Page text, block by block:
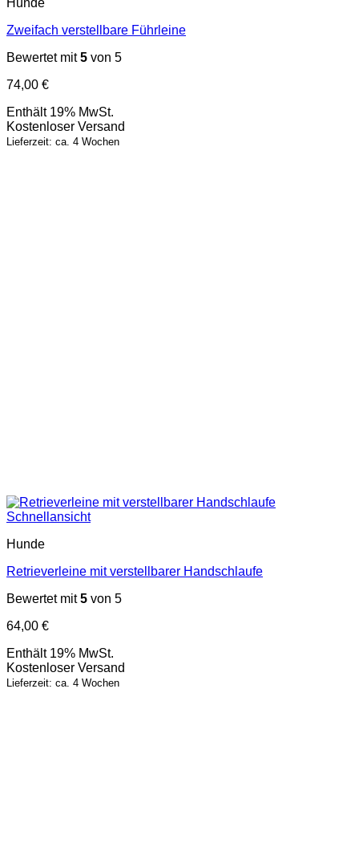
Hunde
Zweifach verstellbare Führleine
Bewertet mit5 von 5
74,00 €
Enthält 19% MwSt.
Kostenloser Versand
Lieferzeit: ca. 4 Wochen
Schnellansicht
Hunde
Retrieverleine mit verstellbarer Handschlaufe
Bewertet mit5 von 5
64,00 €
Enthält 19% MwSt.
Kostenloser Versand
Lieferzeit: ca. 4 Wochen